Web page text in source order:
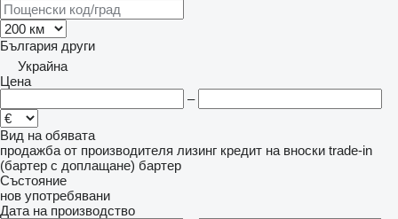
България други
Украйна
Цена
–
Вид на обявата
продажба от производителя лизинг кредит на вноски trade-in
(бартер с доплащане) бартер
Състояние
нов употребявани
Дата на производство